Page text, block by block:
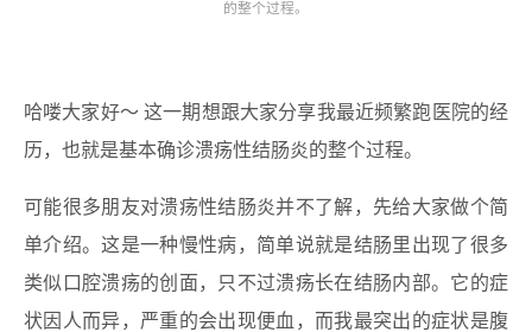
的整个过程。
哈喽大家好～ 这一期想跟大家分享我最近频繁跑医院的经
历，也就是基本确诊溃疡性结肠炎的整个过程。
可能很多朋友对溃疡性结肠炎并不了解，先给大家做个简
单介绍。这是一种慢性病，简单说就是结肠里出现了很多
类似口腔溃疡的创面，只不过溃疡长在结肠内部。它的症
状因人而异，严重的会出现便血，而我最突出的症状是腹